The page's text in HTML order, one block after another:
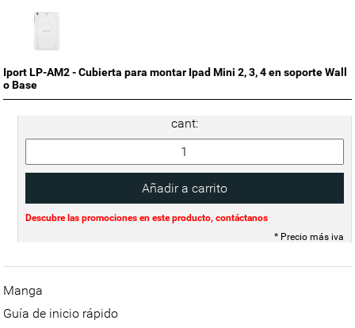
Iport LP-AM2 - Cubierta para montar Ipad Mini 2, 3, 4 en soporte Wall
o Base
cant:
Descubre las promociones en este producto, contáctanos
* Precio más iva
Manga
Guía de inicio rápido